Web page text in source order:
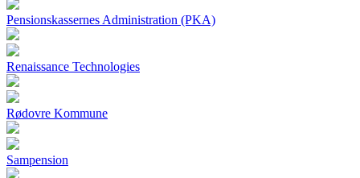
Pensionskassernes Administration (PKA)
Renaissance Technologies
Rødovre Kommune
Sampension